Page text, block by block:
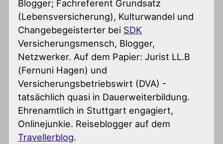
Blogger; Fachreferent Grundsatz
(Lebensversicherung), Kulturwandel und
Changebegeisterter bei SDK
Versicherungsmensch, Blogger,
Netzwerker. Auf dem Papier: Jurist LL.B
(Fernuni Hagen) und
Versicherungsbetriebswirt (DVA) -
tatsächlich quasi in Dauerweiterbildung.
Ehrenamtlich in Stuttgart engagiert,
Onlinejunkie. Reiseblogger auf dem
Travellerblog.